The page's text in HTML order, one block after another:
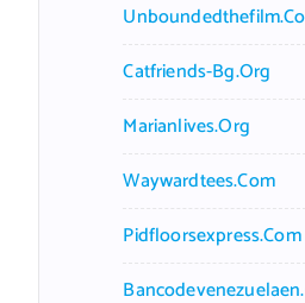
Catfriends-Bg.org
Marianlives.org
Waywardtees.com
Pidfloorsexpress.com